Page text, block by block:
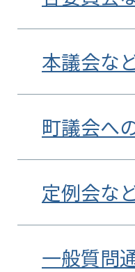
本議会な
町議会へ
定例会な
一般質問